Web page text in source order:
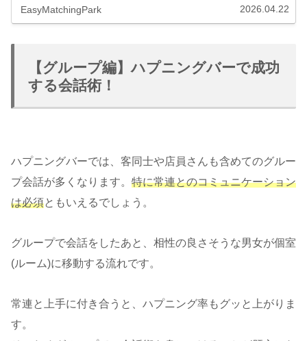
ックスしてるブスはたくさんいる！ということ。ハプニン
EasyMatchingPark 2026.04.22
【グループ編】ハプニングバーで成功
する会話術！
ハプニングバーでは、客同士や店員さんも含めてのグルー
プ会話が多くなります。 特に常連とのコミュニケーション
は必須ともいえるでしょう。
グループで会話をしたあと、相性の良さそうな男女が個室
(ルーム)に移動する流れです。
常連と上手に付き合うと、ハプニング率もグッと上がりま
す。